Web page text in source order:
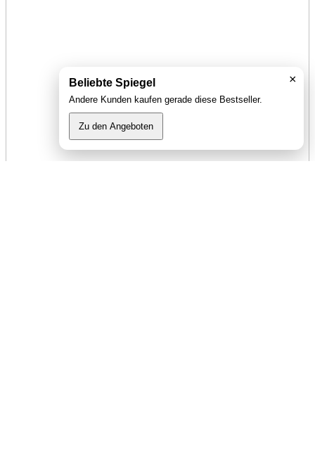
×
Beliebte Spiegel
Andere Kunden kaufen gerade diese Bestseller.
Zu den Angeboten